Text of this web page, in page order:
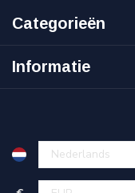
Categorieën
Informatie